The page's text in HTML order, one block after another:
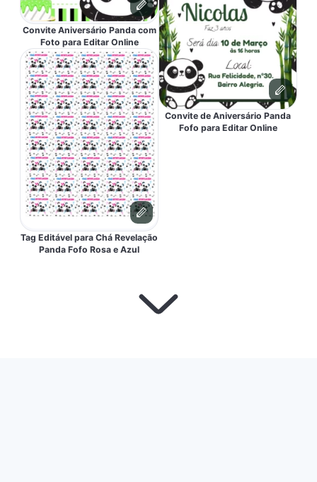
Convite Aniversário Panda com
Foto para Editar Online
Tag Editável para Chá Revelação
Panda Fofo Rosa e Azul
Convite de Aniversário Panda
Fofo para Editar Online